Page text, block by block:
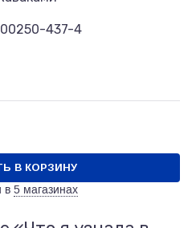
437-4
В КОРЗИНУ
в 5 магазинах